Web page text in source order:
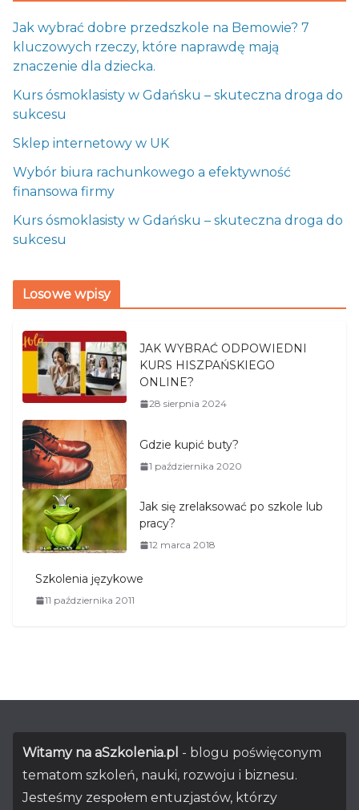
Jak wybrać dobre przedszkole na Bemowie? 7
kluczowych rzeczy, które naprawdę mają
znaczenie dla dziecka.
Kurs ósmoklasisty w Gdańsku – skuteczna droga do
sukcesu
Sklep internetowy w UK
Wybór biura rachunkowego a efektywność
finansowa firmy
Kurs ósmoklasisty w Gdańsku – skuteczna droga do
sukcesu
Losowe wpisy
JAK WYBRAĆ ODPOWIEDNI
KURS HISZPAŃSKIEGO
ONLINE?
28 sierpnia 2024
Gdzie kupić buty?
1 października 2020
Jak się zrelaksować po szkole lub
pracy?
12 marca 2018
Szkolenia językowe
11 października 2011
Witamy na aSzkolenia.pl - blogu poświęconym
tematom szkoleń, nauki, rozwoju i biznesu.
Jesteśmy zespołem entuzjastów, którzy